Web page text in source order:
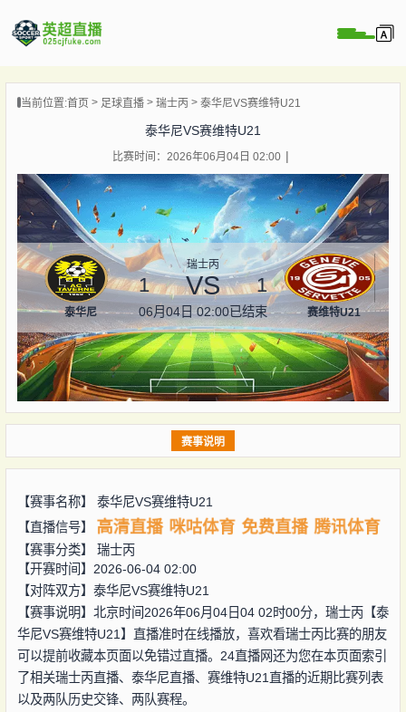
播
像
闻
当前位置:首页 足球直播 瑞士丙 泰华尼VS赛维特U21
泰华尼VS赛维特U21
比赛时间：2026年06月04日 02:00
泰华尼
瑞士丙
1 VS 1
06月04日 02:00已结束 赛维特U21
赛事说明
【赛事名称】 泰华尼VS赛维特U21
【直播信号】
高清直播 咪咕体育 免费直播 腾讯体育
【赛事分类】 瑞士丙
【开赛时间】2026-06-04 02:00
【对阵双方】 泰华尼VS赛维特U21
【赛事说明】北京时间2026年06月04日04 02时00分，瑞士丙【泰
华尼VS赛维特U21】直播准时在线播放，喜欢看瑞士丙比赛的朋友
可以提前收藏本页面以免错过直播。24直播网还为您在本页面索引
了相关瑞士丙直播、泰华尼直播、赛维特U21直播的近期比赛列表
以及两队历史交锋、两队赛程。